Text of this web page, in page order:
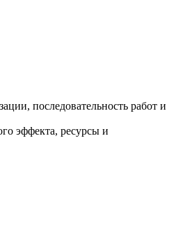
последовательность работ и
эффекта, ресурсы и